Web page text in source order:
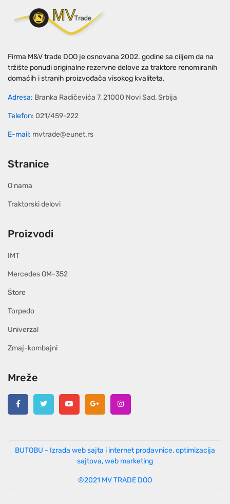
Firma M&V trade DOO je osnovana 2002. godine sa ciljem da na
tržište ponudi originalne rezervne delove za traktore renomiranih
domaćih i stranih proizvođača visokog kvaliteta.
Adresa: Branka Radičevića 7, 21000 Novi Sad, Srbija
Telefon: 021/459-222
E-mail: mvtrade@eunet.rs
Stranice
O nama
Traktorski delovi
Proizvodi
IMT
Mercedes OM-352
Štore
Torpedo
Univerzal
Zmaj-kombajni
Mreže
BUTOBU - Izrada web sajta i internet prodavnice, optimizacija
sajtova, web marketing
©2021 MV TRADE DOO